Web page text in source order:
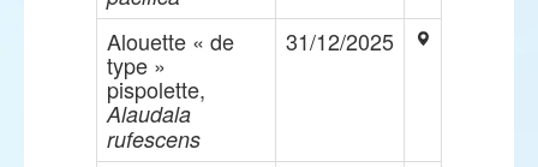
Alouette « de
type »
pispolette,
Alaudala
rufescens
31/12/2025